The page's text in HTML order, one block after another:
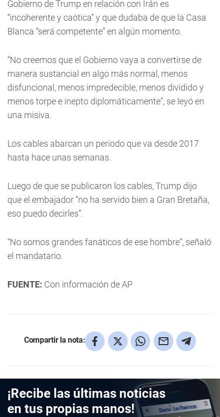
Gobierno de Trump en relación con Irán es
“incoherente y caótica” y que dudaba de que la Casa
Blanca “será competente” en algún momento.
“No creemos que el Gobierno vaya a convertirse de
manera sustancial en algo más normal, menos
disfuncional, menos impredecible, menos dividido y
menos torpe e inepto diplomáticamente”, se leyó en
una misiva.
Los cables abarcan un periodo que va desde 2017
hasta hace unas semanas.
Luego de que se publicaron los cables, Trump dijo
que el embajador “no ha servido bien a Gran Bretaña,
eso puedo decirles”.
“No somos grandes fanáticos de ese hombre”, señaló
el mandatario.
FUENTE: Con información de AP
Compartir la nota:
¡Recibe las últimas noticias
en tus propias manos!